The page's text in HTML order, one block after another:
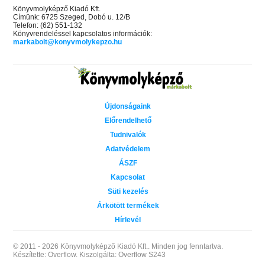
Könyvmolyképző Kiadó Kft.
Címünk: 6725 Szeged, Dobó u. 12/B
Telefon: (62) 551-132
Könyvrendeléssel kapcsolatos információk:
markabolt@konyvmolykepzo.hu
Újdonságaink
Előrendelhető
Tudnivalók
Adatvédelem
ÁSZF
Kapcsolat
Süti kezelés
Árkötött termékek
Hírlevél
© 2011 - 2026 Könyvmolyképző Kiadó Kft..
Minden jog fenntartva.
Készítette: Overflow. Kiszolgálta: Overflow S243